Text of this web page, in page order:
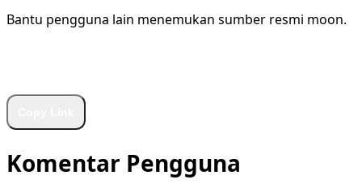
Bantu pengguna lain menemukan sumber resmi moon.
Komentar Pengguna